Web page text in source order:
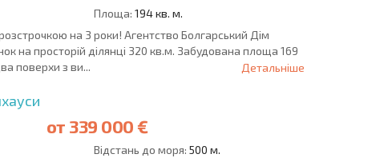
Площа: 194 кв. м.
на 3 роки! Агентство Болгарський Дім
на просторій ділянці 320 кв.м. Забудована площа 169
поверхи з ви...
Детальніше
от 339 000 €
Відстань до моря: 500 м.